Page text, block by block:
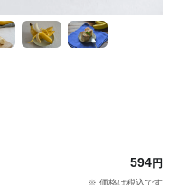
594円
※ 価格は税込です